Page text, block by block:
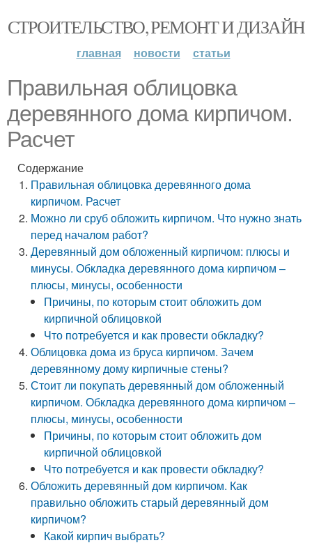
СТРОИТЕЛЬСТВО, РЕМОНТ И ДИЗАЙН
главная новости статьи
Правильная облицовка
деревянного дома кирпичом.
Расчет
Содержание
Правильная облицовка деревянного дома
кирпичом. Расчет
Можно ли сруб обложить кирпичом. Что нужно знать
перед началом работ?
Деревянный дом обложенный кирпичом: плюсы и
минусы. Обкладка деревянного дома кирпичом –
плюсы, минусы, особенности
Причины, по которым стоит обложить дом
кирпичной облицовкой
Что потребуется и как провести обкладку?
Облицовка дома из бруса кирпичом. Зачем
деревянному дому кирпичные стены?
Стоит ли покупать деревянный дом обложенный
кирпичом. Обкладка деревянного дома кирпичом –
плюсы, минусы, особенности
Причины, по которым стоит обложить дом
кирпичной облицовкой
Что потребуется и как провести обкладку?
Обложить деревянный дом кирпичом. Как
правильно обложить старый деревянный дом
кирпичом?
Какой кирпич выбрать?